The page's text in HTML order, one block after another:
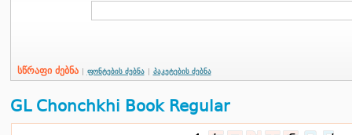
სწრაფი ძებნა ფონტების ძებნა პაკეტების ძებნა
GL Chonchkhi Book Regular